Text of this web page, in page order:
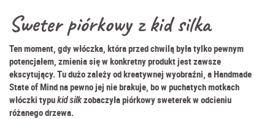
Sweter piórkowy z kid silka
Ten moment, gdy włóczka, która przed chwilą była tylko pewnym
potencjałem, zmienia się w konkretny produkt jest zawsze
ekscytujący. Tu dużo zależy od kreatywnej wyobraźni, a Handmade
State of Mind na pewno jej nie brakuje, bo w puchatych motkach
włóczki typukid silkzobaczyła piórkowy sweterek w odcieniu
różanego drzewa.